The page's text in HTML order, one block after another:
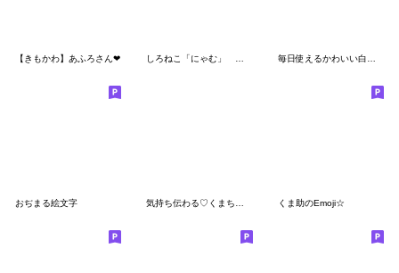
【きもかわ】あふろさん❤ しろねこ「にゃむ」 ～気ままにEmoji～ 毎日使えるかわいい白ぶた絵文字(1)
おぢまる絵文字 くま助のEmoji☆